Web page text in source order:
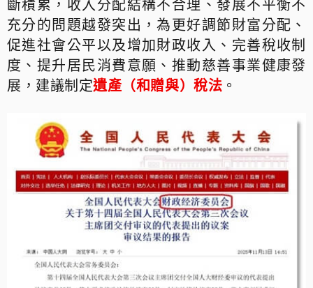
斷積累，收入分配結構不合理、發展不平衡不
充分的問題越發突出，為更好調節財富分配、
促進社會公平以及增加財政收入、完善稅收制
度、提升居民消費意願、推動慈善事業健康發
展，建議制定遺產（和贈與）稅法 。